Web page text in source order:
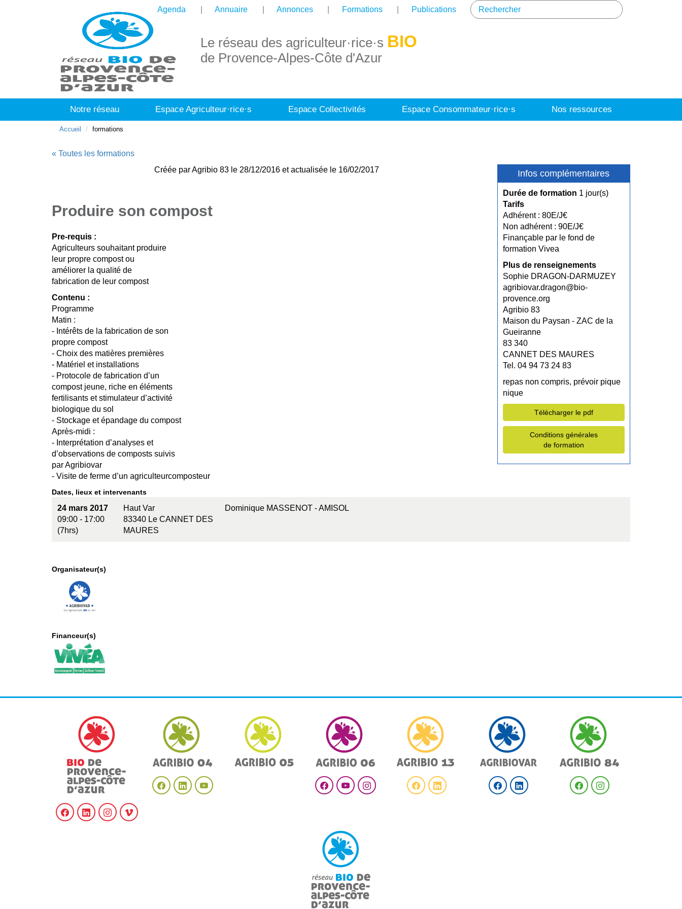
Agenda Annuaire Annonces Formations Publications
Le réseau des agriculteur·rice·s BIO
de Provence-Alpes-Côte d'Azur
Notre réseau Espace Agriculteur·rice·s Espace Collectivités Espace Consommateur·rice·s Nos ressources
Accueil formations
« Toutes les formations
Créée par Agribio 83 le 28/12/2016 et actualisée le 16/02/2017
Produire son compost
Pre-requis :
Agriculteurs souhaitant produire
leur propre compost ou
améliorer la qualité de
fabrication de leur compost
Contenu :
Programme
Matin :
- Intérêts de la fabrication de son
propre compost
- Choix des matières premières
- Matériel et installations
- Protocole de fabrication d’un
compost jeune, riche en éléments
fertilisants et stimulateur d’activité
biologique du sol
- Stockage et épandage du compost
Après-midi :
- Interprétation d’analyses et
d’observations de composts suivis
par Agribiovar
- Visite de ferme d’un agriculteurcomposteur
Infos complémentaires
Durée de formation 1 jour(s)
Tarifs
Adhérent : 80E/J€
Non adhérent : 90E/J€
Finançable par le fond de
formation Vivea
Plus de renseignements
Sophie DRAGON-DARMUZEY
agribiovar.dragon@bio-
provence.org
Agribio 83
Maison du Paysan - ZAC de la
Gueiranne
83 340
CANNET DES MAURES
Tel. 04 94 73 24 83
repas non compris, prévoir pique
nique
Télécharger le pdf
Conditions générales
de formation
Dates, lieux et intervenants
24 mars 2017
09:00 - 17:00
(7hrs)
Haut Var
83340 Le CANNET DES
MAURES
Dominique MASSENOT - AMISOL
Organisateur(s)
Financeur(s)